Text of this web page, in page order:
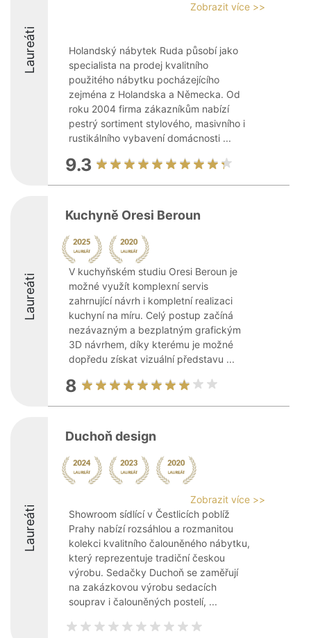
Laureáti
Zobrazit více >>
Holandský nábytek Ruda působí jako
specialista na prodej kvalitního
použitého nábytku pocházejícího
zejména z Holandska a Německa. Od
roku 2004 firma zákazníkům nabízí
pestrý sortiment stylového, masivního i
rustikálního vybavení domácnosti ...
9.3
Laureáti
Kuchyně Oresi Beroun
V kuchyňském studiu Oresi Beroun je
možné využít komplexní servis
zahrnující návrh i kompletní realizaci
kuchyní na míru. Celý postup začíná
nezávazným a bezplatným grafickým
3D návrhem, díky kterému je možné
dopředu získat vizuální představu ...
8
Laureáti
Duchoň design
Zobrazit více >>
Showroom sídlící v Čestlicích poblíž
Prahy nabízí rozsáhlou a rozmanitou
kolekci kvalitního čalouněného nábytku,
který reprezentuje tradiční českou
výrobu. Sedačky Duchoň se zaměřují
na zakázkovou výrobu sedacích
souprav i čalouněných postelí, ...